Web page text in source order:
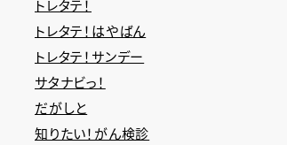
トレタテ！
トレタテ！はやばん
トレタテ！サンデー
サタナビっ！
だがしと
知りたい！がん検診